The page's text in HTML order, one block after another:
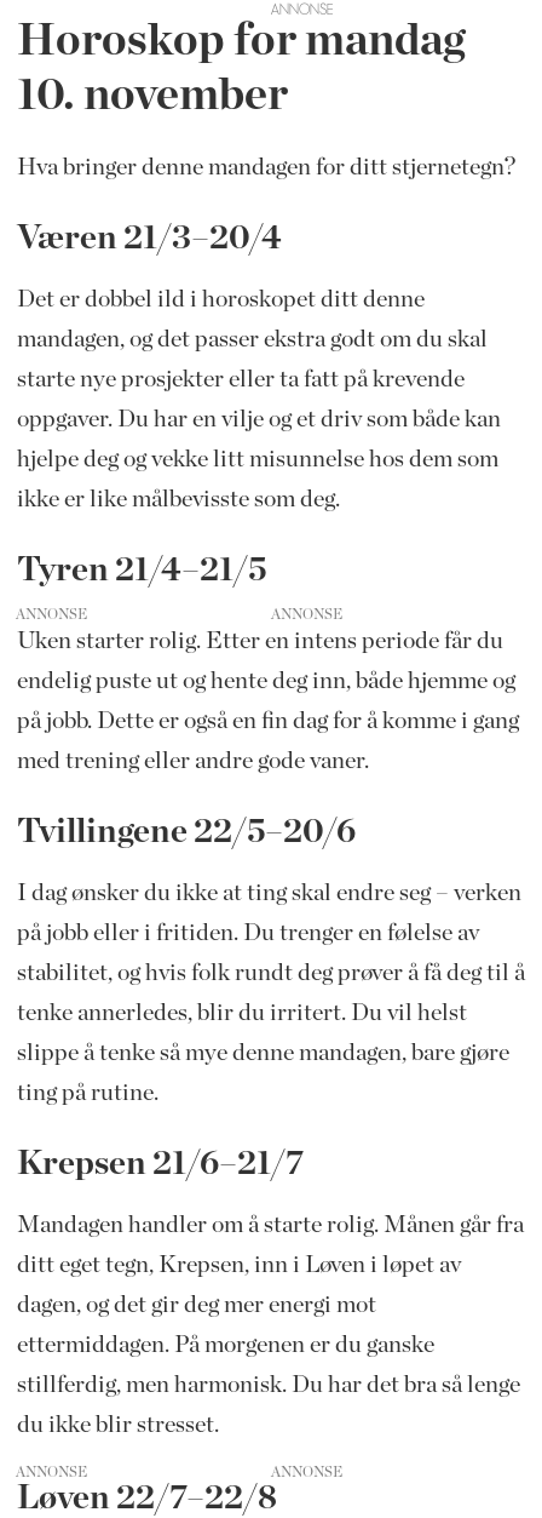
Horoskop for mandag
10. november
Hva bringer denne mandagen for ditt stjernetegn?
Væren 21/3–20/4
Det er dobbel ild i horoskopet ditt denne
mandagen, og det passer ekstra godt om du skal
starte nye prosjekter eller ta fatt på krevende
oppgaver. Du har en vilje og et driv som både kan
hjelpe deg og vekke litt misunnelse hos dem som
ikke er like målbevisste som deg.
Tyren 21/4–21/5
ANNONSE
Uken starter rolig. Etter en intens periode får du
endelig puste ut og hente deg inn, både hjemme og
på jobb. Dette er også en fin dag for å komme i gang
med trening eller andre gode vaner.
Tvillingene 22/5–20/6
I dag ønsker du ikke at ting skal endre seg – verken
på jobb eller i fritiden. Du trenger en følelse av
stabilitet, og hvis folk rundt deg prøver å få deg til å
tenke annerledes, blir du irritert. Du vil helst
slippe å tenke så mye denne mandagen, bare gjøre
ting på rutine.
Krepsen 21/6–21/7
Mandagen handler om å starte rolig. Månen går fra
ditt eget tegn, Krepsen, inn i Løven i løpet av
dagen, og det gir deg mer energi mot
ettermiddagen. På morgenen er du ganske
stillferdig, men harmonisk. Du har det bra så lenge
du ikke blir stresset.
ANNONSE
Løven 22/7–22/8